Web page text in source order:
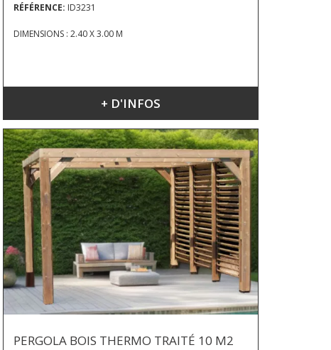
RÉFÉRENCE: ID3231
DIMENSIONS : 2.40 X 3.00 M
+ D'INFOS
PERGOLA BOIS THERMO TRAITÉ 10 M2